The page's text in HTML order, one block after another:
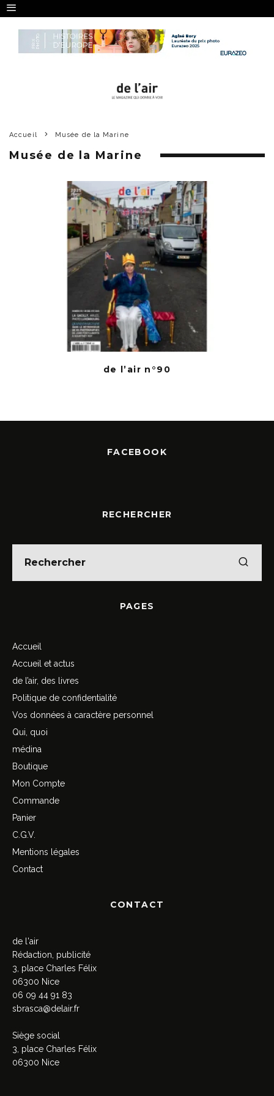
Accueil Musée de la Marine
Musée de la Marine
de l’air n°90
FACEBOOK
RECHERCHER
PAGES
Accueil
Accueil et actus
de l’air, des livres
Politique de confidentialité
Vos données à caractère personnel
Qui, quoi
médina
Boutique
Mon Compte
Commande
Panier
C.G.V.
Mentions légales
Contact
CONTACT
de l'air
Rédaction, publicité
3, place Charles Félix
06300 Nice
06 09 44 91 83
sbrasca@delair.fr
Siège social
3, place Charles Félix
06300 Nice